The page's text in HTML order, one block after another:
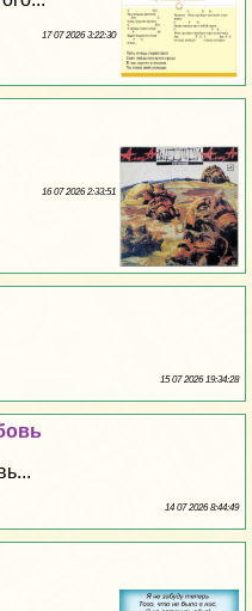
17 07 2026 3:22:30
16 07 2026 2:33:51
15 07 2026 19:34:28
14 07 2026 8:44:49